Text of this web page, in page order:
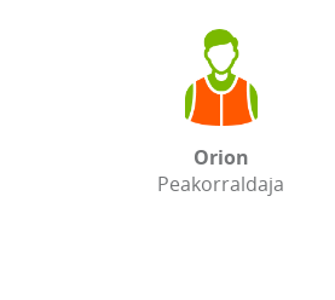
Orion
Peakorraldaja